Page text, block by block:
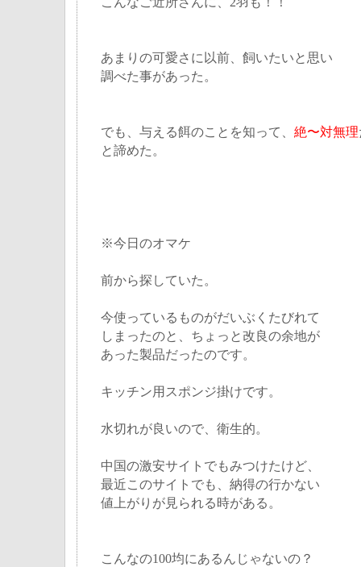
あまりの可愛さに以前、飼いたいと思い
調べた事があった。
でも、与える餌のことを知って、 絶〜対無理
と諦めた。
※今日のオマケ
前から探していた。
今使っているものがだいぶくたびれて
しまったのと、ちょっと改良の余地が
あった製品だったのです。
キッチン用スポンジ掛けです。
水切れが良いので、衛生的。
中国の激安サイトでもみつけたけど、
最近このサイトでも、納得の行かない
値上がりが見られる時がある。
こんなの100均にあるんじゃないの？